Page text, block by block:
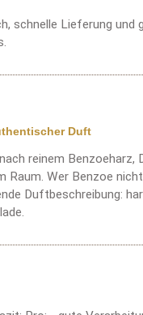
schnelle Lieferung und
5 Sternen Duft
reinem Benzoeharz,
Raum. Wer Benzoe
Duftbeschreibung: